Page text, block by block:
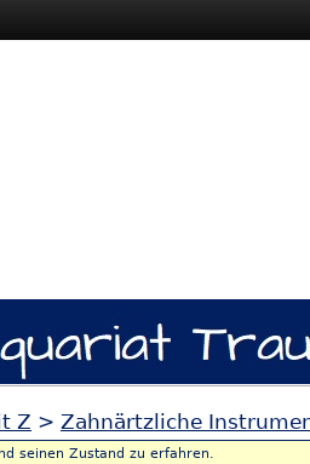
Z > Zahnärtzliche
seinen Zustand zu erfahren.